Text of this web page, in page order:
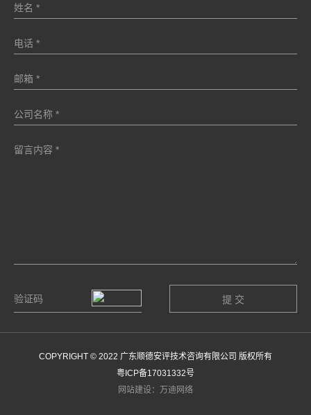
COPYRIGHT © 2022 广东顺德安评技术咨询有限公司 版权所有
粤ICP备17031332号
网站建设：万迪网络